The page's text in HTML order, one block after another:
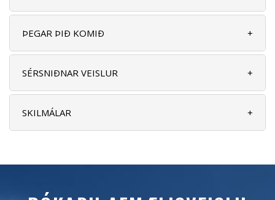
ÞEGAR ÞIÐ KOMIÐ +
SÉRSNIÐNAR VEISLUR +
SKILMÁLAR +